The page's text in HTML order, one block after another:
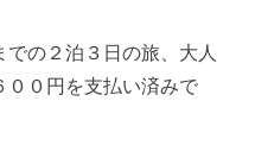
の２泊３日の旅、大人
００円を支払い済みで